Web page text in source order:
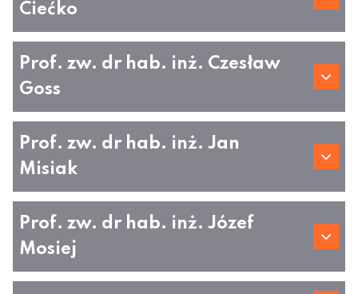
Ciećko
Prof. zw. dr hab. inż. Czesław
Goss
Prof. zw. dr hab. inż. Jan
Misiak
Prof. zw. dr hab. inż. Józef
Mosiej